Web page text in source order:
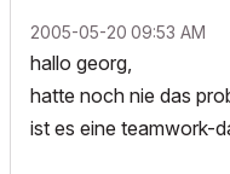
‎2005-05-20 09:53 AM
hallo georg,
hatte noch nie das
ist es eine teamwork-